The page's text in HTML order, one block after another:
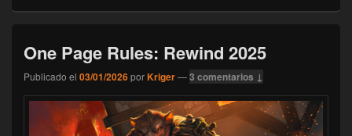
One Page Rules: Rewind 2025
Publicado el 03/01/2026porKriger—3 comentarios ↓